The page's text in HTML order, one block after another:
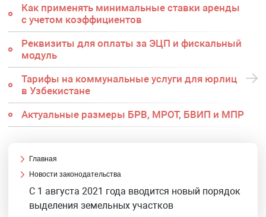
Как применять минимальные ставки аренды
с учетом коэффициентов
Реквизиты для оплаты за ЭЦП и фискальный
модуль
Тарифы на коммунальные услуги для юрлиц
в Узбекистане
Актуальные размеры БРВ, МРОТ, БВИП и МПР
Главная
Новости законодательства
С 1 августа 2021 года вводится новый порядок
выделения земельных участков